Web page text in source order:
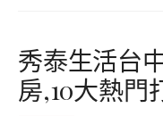
秀泰生活台
房,10大熱門